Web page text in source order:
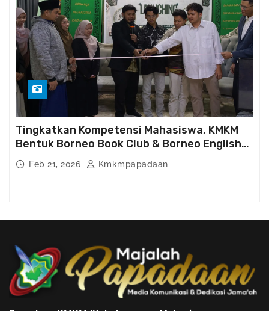
Tingkatkan Kompetensi Mahasiswa, KMKM
Bentuk Borneo Book Club & Borneo English
ClubFeb 21, 2026 Kmkmpapadaan